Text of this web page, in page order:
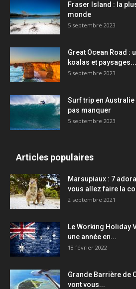
Fraser Island : la
monde
5 septembre 2023
Great Ocean Road :
koalas et paysages...
5 septembre 2023
Surf trip en Australie
pas manquer
5 septembre 2023
Articles populaires
Marsupiaux : 7
vous allez faire la
2 septembre 2021
Le Working Holiday
une année en...
18 février 2022
Grande Barrière de
vont vous...